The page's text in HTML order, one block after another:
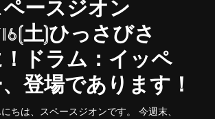
ペースジオン
土)ひっさびさ
！ドラム：イッペ
登場であります！
ちは、スペースジオンです。 今週末、